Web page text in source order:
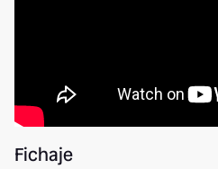
Fichaje